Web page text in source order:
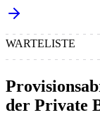
WARTELISTE
der Private